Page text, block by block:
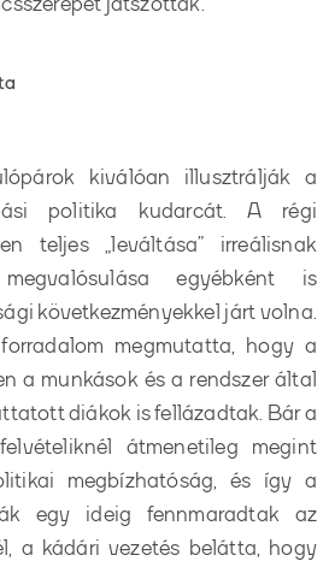
kiválóan illusztrálják a
politika kudarcát. A régi
teljes „leváltása” irreálisnak
egyébként is
következményekkel járt volna.
megmutatta, hogy a
a munkások és a rendszer által
diákok is fellázadtak. Bár a
átmenetileg megint
megbízhatóság, és így a
egy ideig fennmaradtak az
a kádári vezetés belátta, hogy